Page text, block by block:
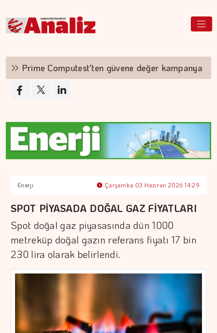
Prime Computest'ten güvene değer kampanya
Enerji Çarşamba 03 Haziran 2026 14:29
SPOT PİYASADA DOĞAL GAZ FİYATLARI
Spot doğal gaz piyasasında dün 1000
metreküp doğal gazın referans fiyatı 17 bin
230 lira olarak belirlendi.